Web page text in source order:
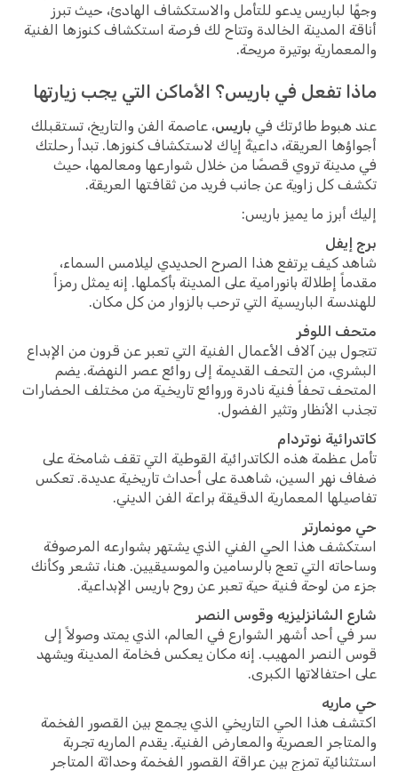
لباريس يدعو للتأمل والاستكشاف الهادئ، حيث تبرز
المدينة الخالدة وتتاح لك فرصة استكشاف كنوزها الفنية
بوتيرة مريحة.
تفعل في باريس؟ الأماكن التي يجب زيارتها
هبوط طائرتك فيباريس ، عاصمة الفن والتاريخ، تستقبلك
العريقة، داعيةً إياك لاستكشاف كنوزها. تبدأ رحلتك
تروي قصصًا من خلال شوارعها ومعالمها، حيث
كل زاوية عن جانب فريد من ثقافتها العريقة.
أبرز ما يميز باريس:
كيف يرتفع هذا الصرح الحديدي ليلامس السماء،
إطلالة بانورامية على المدينة بأكملها. إنه يمثل رمزاً
الباريسية التي ترحب بالزوار من كل مكان.
اللوفر
بين آلاف الأعمال الفنية التي تعبر عن قرون من الإبداع
من التحف القديمة إلى روائع عصر النهضة. يضم
تحفاً فنية نادرة وروائع تاريخية من مختلف الحضارات
الأنظار وتثير الفضول.
نوتردام
عظمة هذه الكاتدرائية القوطية التي تقف شامخة على
نهر السين، شاهدة على أحداث تاريخية عديدة. تعكس
المعمارية الدقيقة براعة الفن الديني.
هذا الحي الفني الذي يشتهر بشوارعه المرصوفة
التي تعج بالرسامين والموسيقيين. هنا، تشعر وكأنك
لوحة فنية حية تعبر عن روح باريس الإبداعية.
الشانزليزيه وقوس النصر
أحد أشهر الشوارع في العالم، الذي يمتد وصولاً إلى
النصر المهيب. إنه مكان يعكس فخامة المدينة ويشهد
الكبرى.
هذا الحي التاريخي الذي يجمع بين القصور الفخمة
العصرية والمعارض الفنية. يقدم الماريه تجربة
تمزج بين عراقة القصور الفخمة وحداثة المتاجر